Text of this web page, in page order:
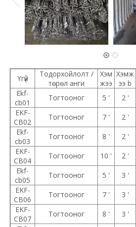
Үгүй
Тодорхойлолт /
төрөл анги
Хэм
жээ
Хэмж
ээ b
Ekf-
cb01
Тогтооног 5 ' 2 '
EKF-
CB02
Тогтооног 7 ' 2 '
Ekf-
cb03
Тогтооног 8 ' 2 '
EKF-
CB04
Тогтооног 10 ' 2 '
Ekf-
cb05
Тогтооног 5 ' 3 '
EKF-
CB06
Тогтооног 7 ' 3 '
EKF-
CB07
Тогтооног 8 ' 3 '